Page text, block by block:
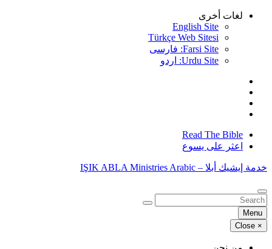
Skip
لغات أخرى
English Site
Türkçe Web Sitesi
Farsi Site: فارسی
Urdu Site: اردو
Read The Bible
اعثر على يسوع
خدمة إيشيك أبلا – IŞIK ABLA Ministries Arabic
البحث
عن:
Menu
×